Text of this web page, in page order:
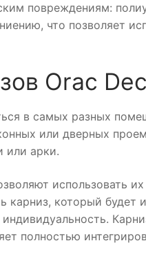
повреждениям:
что позволяет
Orac
в самых разных
или дверных
или арки.
использовать
который будет
полностью